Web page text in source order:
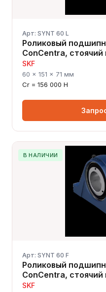
Арт: SYNT 60 L
Роликовый
ConCentra, стоячий
SKF
60 × 151 × 71 мм
Cr = 156 000 Н
В НАЛИЧИИ
Арт: SYNT 60 F
Роликовый
ConCentra, стоячий
SKF